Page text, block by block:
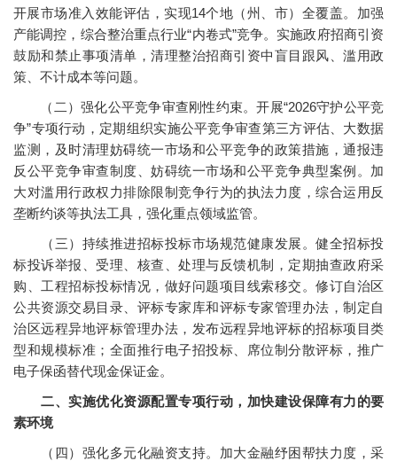
开展市场准入效能评估，实现14个地（州、市）全覆盖。加强
产能调控，综合整治重点行业“内卷式”竞争。实施政府招商引资
鼓励和禁止事项清单，清理整治招商引资中盲目跟风、滥用政
策、不计成本等问题。
（二）强化公平竞争审查刚性约束。开展“2026守护公平竞
争”专项行动，定期组织实施公平竞争审查第三方评估、大数据
监测，及时清理妨碍统一市场和公平竞争的政策措施，通报违
反公平竞争审查制度、妨碍统一市场和公平竞争典型案例。加
大对滥用行政权力排除限制竞争行为的执法力度，综合运用反
垄断约谈等执法工具，强化重点领域监管。
（三）持续推进招标投标市场规范健康发展。健全招标投
标投诉举报、受理、核查、处理与反馈机制，定期抽查政府采
购、工程招标投标情况，做好问题项目线索移交。修订自治区
公共资源交易目录、评标专家库和评标专家管理办法，制定自
治区远程异地评标管理办法，发布远程异地评标的招标项目类
型和规模标准；全面推行电子招投标、席位制分散评标，推广
电子保函替代现金保证金。
二、实施优化资源配置专项行动，加快建设保障有力的要
素环境
（四）强化多元化融资支持。加大金融纾困帮扶力度，采